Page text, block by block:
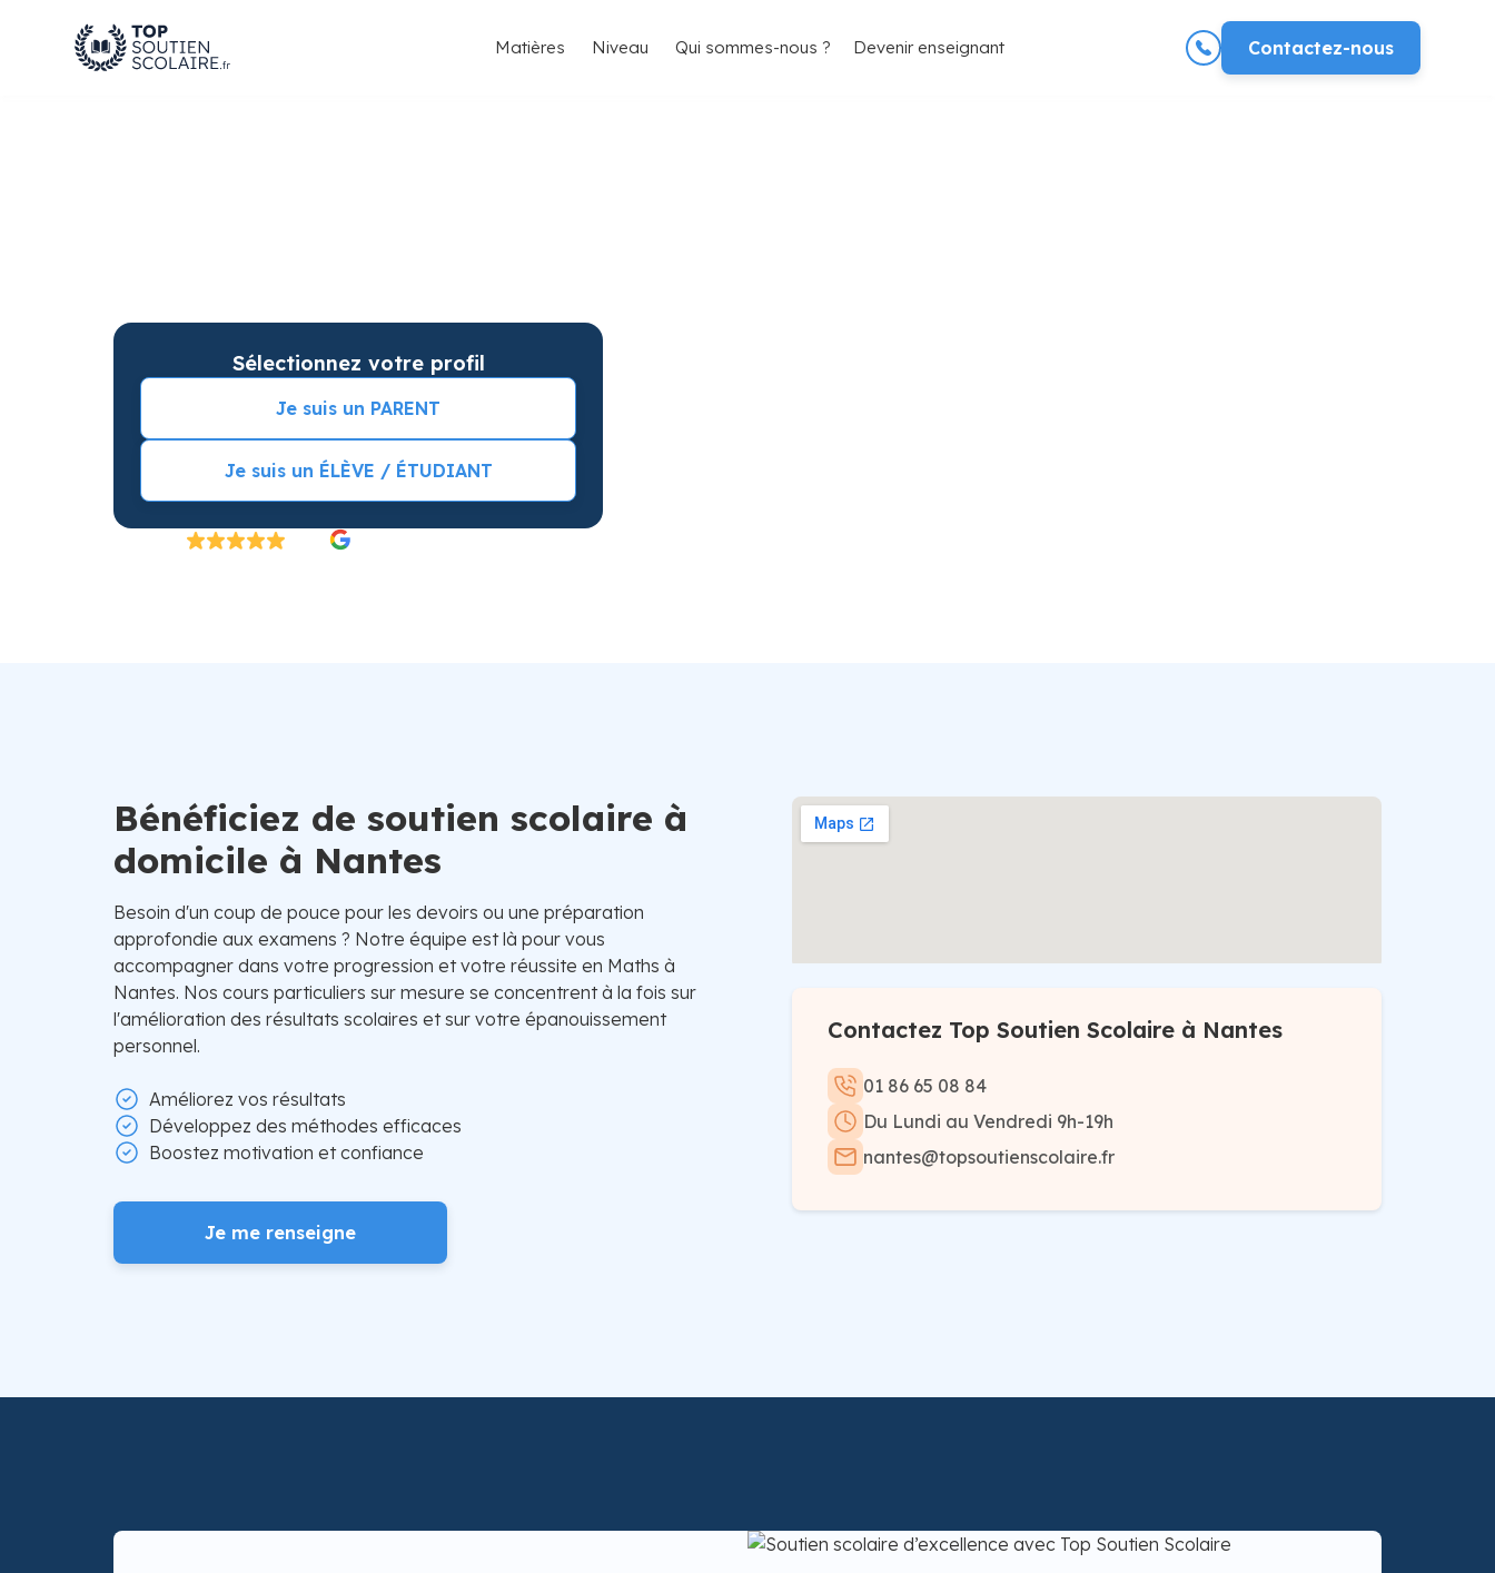
Matières Niveau Qui sommes-nous ? Devenir enseignant Contactez-nous
Sélectionnez votre profil
Je suis un PARENT
Je suis un ÉLÈVE / ÉTUDIANT
Bénéficiez de soutien scolaire à
domicile à Nantes
Besoin d'un coup de pouce pour les devoirs ou une préparation
approfondie aux examens ? Notre équipe est là pour vous
accompagner dans votre progression et votre réussite en Maths à
Nantes. Nos cours particuliers sur mesure se concentrent à la fois sur
l'amélioration des résultats scolaires et sur votre épanouissement
personnel.
Améliorez vos résultats
Développez des méthodes efficaces
Boostez motivation et confiance
Je me renseigne
Contactez Top Soutien Scolaire à Nantes
01 86 65 08 84
Du Lundi au Vendredi 9h-19h
nantes@topsoutienscolaire.fr